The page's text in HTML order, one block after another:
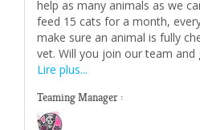
help as many animals as we
feed 15 cats for a month,
make sure an animal is fully
vet. Will you join our team and
Lire plus...
Teaming Manager :